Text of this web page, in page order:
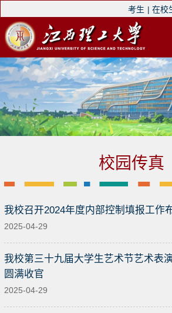
考生 | 在校
校园传真
我校召开2024年度内部控制填报工作
2025-04-29
我校第三十九届大学生艺术节艺术表
圆满收官
2025-04-29